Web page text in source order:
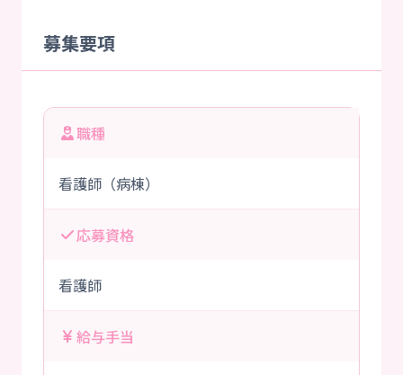
募集要項
職種
看護師（病棟）
応募資格
看護師
給与手当